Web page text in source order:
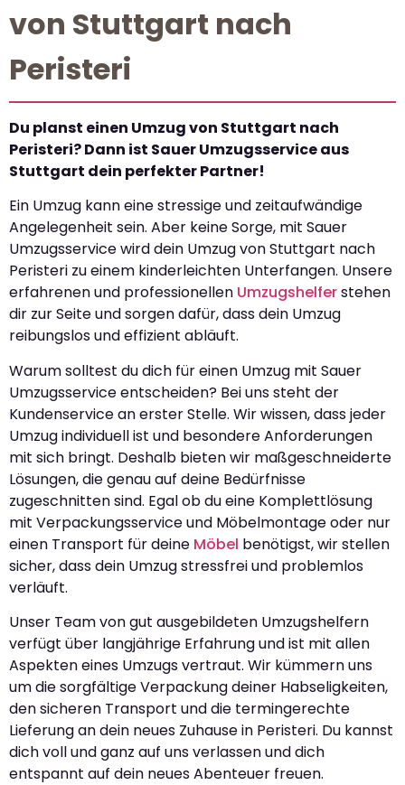
von Stuttgart nach
Peristeri
Du planst einen Umzug von Stuttgart nach
Peristeri? Dann ist Sauer Umzugsservice aus
Stuttgart dein perfekter Partner!
Ein Umzug kann eine stressige und zeitaufwändige
Angelegenheit sein. Aber keine Sorge, mit Sauer
Umzugsservice wird dein Umzug von Stuttgart nach
Peristeri zu einem kinderleichten Unterfangen. Unsere
erfahrenen und professionellen Umzugshelferstehen
dir zur Seite und sorgen dafür, dass dein Umzug
reibungslos und effizient abläuft.
Warum solltest du dich für einen Umzug mit Sauer
Umzugsservice entscheiden? Bei uns steht der
Kundenservice an erster Stelle. Wir wissen, dass jeder
Umzug individuell ist und besondere Anforderungen
mit sich bringt. Deshalb bieten wir maßgeschneiderte
Lösungen, die genau auf deine Bedürfnisse
zugeschnitten sind. Egal ob du eine Komplettlösung
mit Verpackungsservice und Möbelmontage oder nur
einen Transport für deine Möbel benötigst, wir stellen
sicher, dass dein Umzug stressfrei und problemlos
verläuft.
Unser Team von gut ausgebildeten Umzugshelfern
verfügt über langjährige Erfahrung und ist mit allen
Aspekten eines Umzugs vertraut. Wir kümmern uns
um die sorgfältige Verpackung deiner Habseligkeiten,
den sicheren Transport und die termingerechte
Lieferung an dein neues Zuhause in Peristeri. Du kannst
dich voll und ganz auf uns verlassen und dich
entspannt auf dein neues Abenteuer freuen.